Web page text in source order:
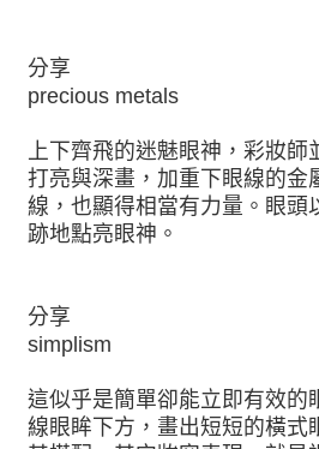
分享
precious metals
上下齊飛的迷魅眼神，彩妝
打亮與深畫，加重下眼線的金
線，也顯得相當有力量。眼頭
跡地點亮眼神。
分享
simplism
這似乎是簡單卻能立即有效的
線眼眸下方，畫出短短的橫式